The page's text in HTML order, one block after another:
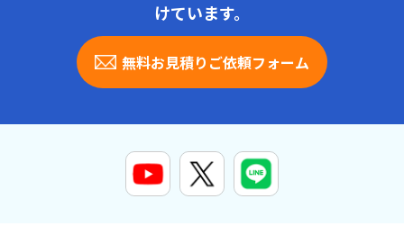
けています。
無料お見積りご依頼フォーム